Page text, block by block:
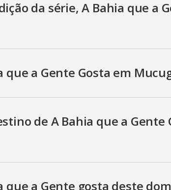
o
da série, A Bahia que a
que a Gente Gosta em
de A Bahia que a
que a Gente gosta deste